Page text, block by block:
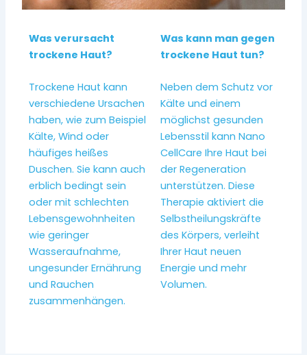
Was verursacht
trockene Haut?
Trockene Haut kann
verschiedene Ursachen
haben, wie zum Beispiel
Kälte, Wind oder
häufiges heißes
Duschen. Sie kann auch
erblich bedingt sein
oder mit schlechten
Lebensgewohnheiten
wie geringer
Wasseraufnahme,
ungesunder Ernährung
und Rauchen
zusammenhängen.
Was kann man gegen
trockene Haut tun?
Neben dem Schutz vor
Kälte und einem
möglichst gesunden
Lebensstil kann Nano
CellCare Ihre Haut bei
der Regeneration
unterstützen. Diese
Therapie aktiviert die
Selbstheilungskräfte
des Körpers, verleiht
Ihrer Haut neuen
Energie und mehr
Volumen.